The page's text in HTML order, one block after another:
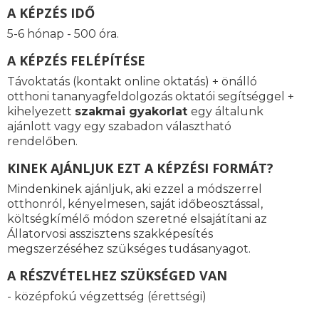
A KÉPZÉS IDŐ
5-6 hónap - 500 óra.
A KÉPZÉS FELÉPÍTÉSE
Távoktatás (kontakt online oktatás) + önálló
otthoni tananyagfeldolgozás oktatói segítséggel +
kihelyezett szakmai gyakorlat egy általunk
ajánlott vagy egy szabadon választható
rendelőben.
KINEK AJÁNLJUK EZT A KÉPZÉSI FORMÁT?
Mindenkinek ajánljuk, aki ezzel a módszerrel
otthonról, kényelmesen, saját időbeosztással,
költségkímélő módon szeretné elsajátítani az
Állatorvosi asszisztens szakképesítés
megszerzéséhez szükséges tudásanyagot.
A RÉSZVÉTELHEZ SZÜKSÉGED VAN
- középfokú végzettség (érettségi)